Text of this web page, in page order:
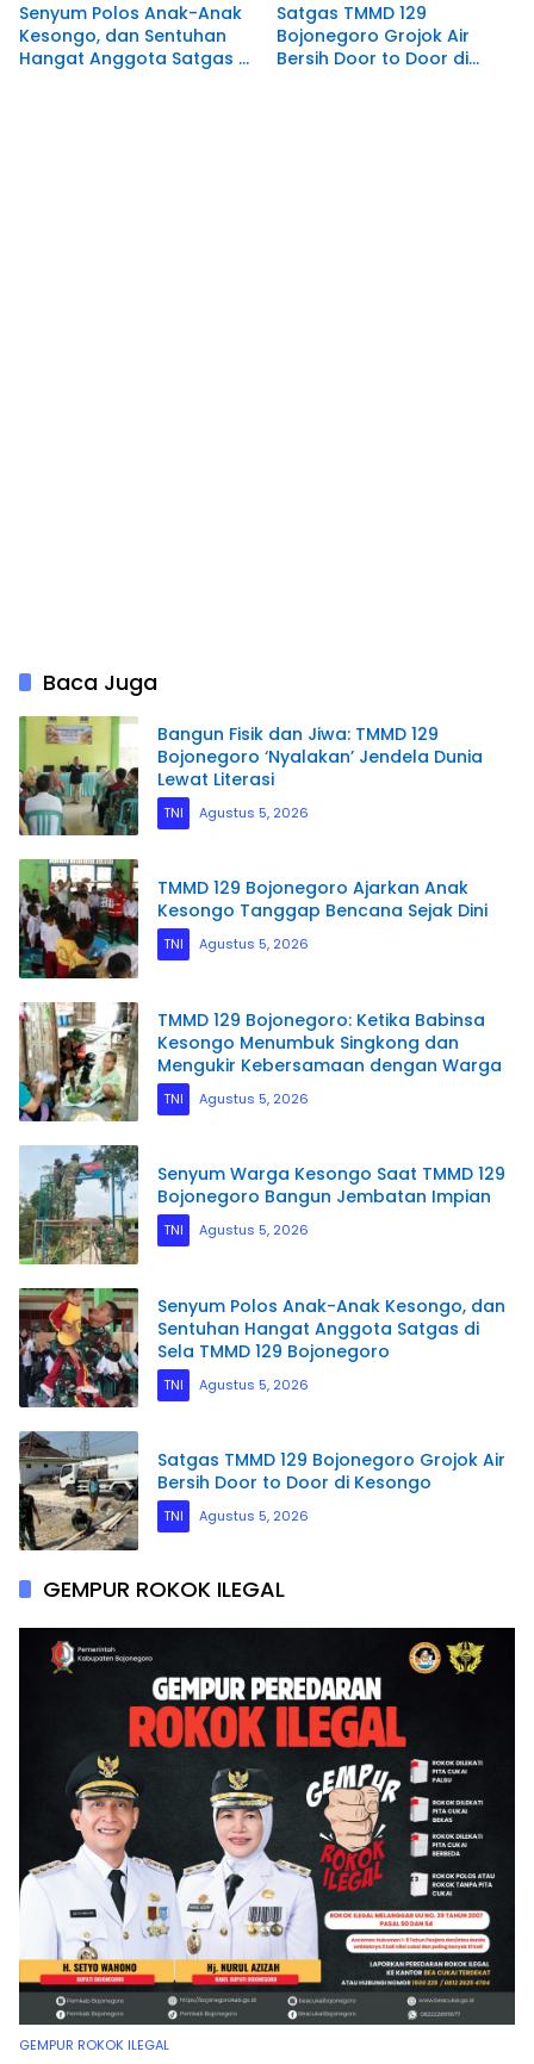
Senyum Polos Anak-Anak
Kesongo, dan Sentuhan
Hangat Anggota Satgas di
Satgas TMMD 129
Bojonegoro Grojok Air
Bersih Door to Door di
Baca Juga
Bangun Fisik dan Jiwa: TMMD 129
Bojonegoro ‘Nyalakan’ Jendela Dunia
Lewat Literasi
TNI Agustus 5, 2026
TMMD 129 Bojonegoro Ajarkan Anak
Kesongo Tanggap Bencana Sejak Dini
TNI Agustus 5, 2026
TMMD 129 Bojonegoro: Ketika Babinsa
Kesongo Menumbuk Singkong dan
Mengukir Kebersamaan dengan Warga
TNI Agustus 5, 2026
Senyum Warga Kesongo Saat TMMD 129
Bojonegoro Bangun Jembatan Impian
TNI Agustus 5, 2026
Senyum Polos Anak-Anak Kesongo, dan
Sentuhan Hangat Anggota Satgas di
Sela TMMD 129 Bojonegoro
TNI Agustus 5, 2026
Satgas TMMD 129 Bojonegoro Grojok Air
Bersih Door to Door di Kesongo
TNI Agustus 5, 2026
GEMPUR ROKOK ILEGAL
GEMPUR ROKOK ILEGAL